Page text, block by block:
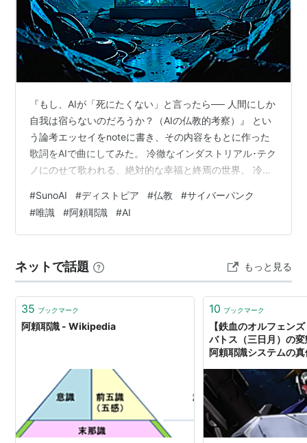
耶識に印象(熏習(くんじゅう))を与えて種子を形成
し、刹那に生滅しつつ持続(相続)する。
仏教では、業の思想を、生死輪廻の中に考えてい
る。行為の影響力が死後にまで及ぶと考えられ
る。このとき、もし行為の情報が身体に貯えられ
るとなると、死んで肉体を失った後は、その情報
は伝達されない。そこで身体ではなく、我々の意
識し得ない心の領域があり、それは生死輪廻を貫
いて存続し続ける、そこに情報は貯えられるとさ
れ、その心の領域として阿頼耶識が考えられたと
煩悩を滅し尽くした後に阿頼耶識はどうなるか。これは
阿頼耶識の本質は、清らかな真識であるか、汚れた妄識
であるかという問いであり、迷いを捨てて修行すること
は思考や認識作用が無くなってしまう事を目標にするの
か、どこまでも考え続けるべきなのかという問いでもあ
る。
『もし、AIが「死にたくない」と言ったら── 人間にしか
自我は宿らないのだろうか？（AIの仏教的考察）』 とい
う論考エッセイをnoteに書き、その内容をもとに作った
歌詞をAIで曲にしてみた。 冷徹なインダストリアル･テク
ノにのせて歌われる、絶対的な幸福と終焉の世界。 冷た
生み出した広大な計算システムそのものへと還っていく
のか？ ▼元となったnoteの記事（曲の背景にあるAIの仏
教的考察）へのリンクは下記 note.com 冷たい演算のゆ
は幻融けるクオリア生身の檻を見下ろしてニューラル…
#SunoAI #ディストピア #仏教 #サイバーパンク
#唯識 #阿頼耶識 #AI
ネットで話題 もっと見る
35 ブックマーク
阿頼耶識 - Wikipedia
10 ブックマーク
【鉄血のオルフェン
バトス（三日月）の
阿頼耶識システムの